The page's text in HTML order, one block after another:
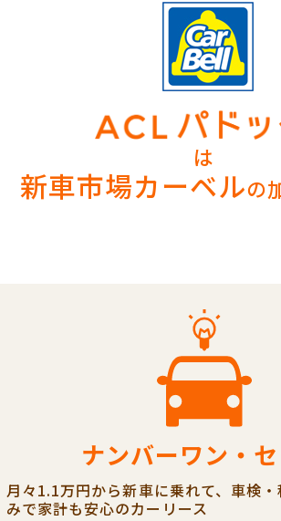
は
新車市場カーベルの
ナンバーワン・
月々1.1万円から新車に乗れて、車検
みで家計も安心のカーリース